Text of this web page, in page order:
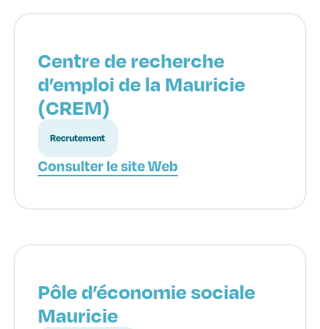
Centre de recherche
d’emploi de la Mauricie
(CREM)
Recrutement
Consulter le site Web
Pôle d’économie sociale
Mauricie